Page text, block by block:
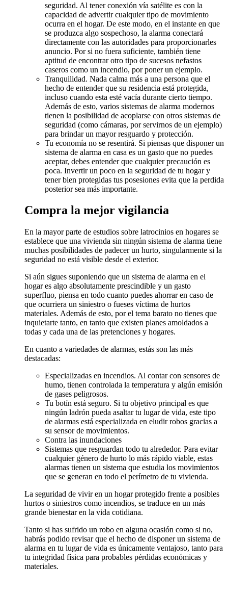
seguridad. Al tener conexión vía satélite es con la
capacidad de advertir cualquier tipo de movimiento
ocurra en el hogar. De este modo, en el instante en que
se produzca algo sospechoso, la alarma conectará
directamente con las autoridades para proporcionarles
anuncio. Por si no fuera suficiente, también tiene
aptitud de encontrar otro tipo de sucesos nefastos
caseros como un incendio, por poner un ejemplo.
Tranquilidad. Nada calma más a una persona que el
hecho de entender que su residencia está protegida,
incluso cuando esta esté vacía durante cierto tiempo.
Además de esto, varios sistemas de alarma modernos
tienen la posibilidad de acoplarse con otros sistemas de
seguridad (como cámaras, por servirnos de un ejemplo)
para brindar un mayor resguardo y protección.
Tu economía no se resentirá. Si piensas que disponer un
sistema de alarma en casa es un gasto que no puedes
aceptar, debes entender que cualquier precaución es
poca. Invertir un poco en la seguridad de tu hogar y
tener bien protegidas tus posesiones evita que la perdida
posterior sea más importante.
Compra la mejor vigilancia
En la mayor parte de estudios sobre latrocinios en hogares se
establece que una vivienda sin ningún sistema de alarma tiene
muchas posibilidades de padecer un hurto, singularmente si la
seguridad no está visible desde el exterior.
Si aún sigues suponiendo que un sistema de alarma en el
hogar es algo absolutamente prescindible y un gasto
superfluo, piensa en todo cuanto puedes ahorrar en caso de
que ocurriera un siniestro o fueses víctima de hurtos
materiales. Además de esto, por el tema barato no tienes que
inquietarte tanto, en tanto que existen planes amoldados a
todas y cada una de las pretenciones y hogares.
En cuanto a variedades de alarmas, estás son las más
destacadas:
Especializadas en incendios. Al contar con sensores de
humo, tienen controlada la temperatura y algún emisión
de gases peligrosos.
Tu botín está seguro. Si tu objetivo principal es que
ningún ladrón pueda asaltar tu lugar de vida, este tipo
de alarmas está especializada en eludir robos gracias a
su sensor de movimientos.
Contra las inundaciones
Sistemas que resguardan todo tu alrededor. Para evitar
cualquier género de hurto lo más rápido viable, estas
alarmas tienen un sistema que estudia los movimientos
que se generan en todo el perímetro de tu vivienda.
La seguridad de vivir en un hogar protegido frente a posibles
hurtos o siniestros como incendios, se traduce en un más
grande bienestar en la vida cotidiana.
Tanto si has sufrido un robo en alguna ocasión como si no,
habrás podido revisar que el hecho de disponer un sistema de
alarma en tu lugar de vida es únicamente ventajoso, tanto para
tu integridad física para probables pérdidas económicas y
materiales.